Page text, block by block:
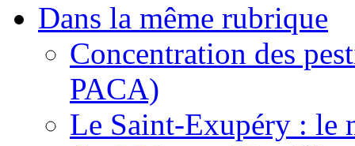
Dans la même rubrique
Concentration des
PACA)
Le Saint-Exupéry : le